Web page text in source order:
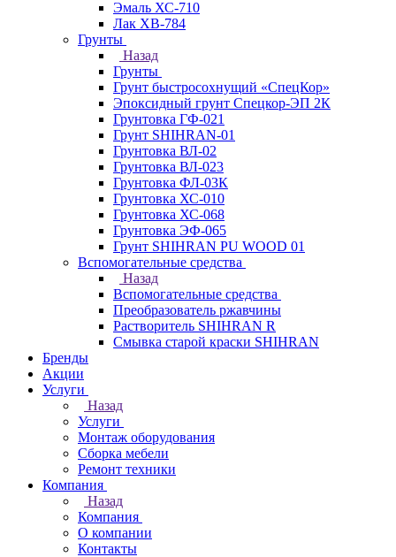
Эмаль ХС-710
Лак ХВ-784
Грунты
Назад
Грунты
Грунт быстросохнущий «СпецКор»
Эпоксидный грунт Спецкор-ЭП 2К
Грунтовка ГФ-021
Грунт SHIHRAN-01
Грунтовка ВЛ-02
Грунтовка ВЛ-023
Грунтовка ФЛ-03К
Грунтовка ХС-010
Грунтовка ХС-068
Грунтовка ЭФ-065
Грунт SHIHRAN PU WOOD 01
Вспомогательные средства
Назад
Вспомогательные средства
Преобразователь ржавчины
Растворитель SHIHRAN R
Смывка старой краски SHIHRAN
Бренды
Акции
Услуги
Назад
Услуги
Монтаж оборудования
Сборка мебели
Ремонт техники
Компания
Назад
Компания
О компании
Контакты